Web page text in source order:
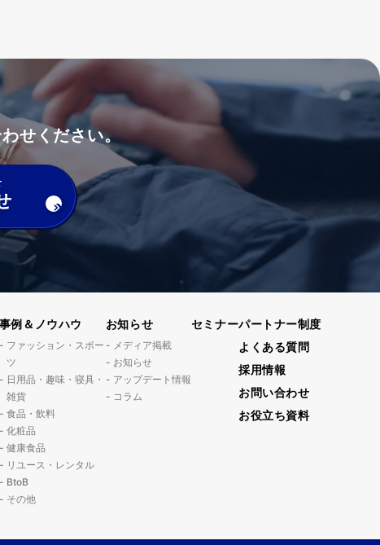
せください。
事例＆ノウハウ
ファッション・スポー
ツ
日用品・趣味・寝具・
雑貨
食品・飲料
化粧品
健康食品
リユース・レンタル
BtoB
その他
お知らせ
メディア掲載
お知らせ
アップデート情報
コラム
セミナーパートナー制度
よくある質問
採用情報
お問い合わせ
お役立ち資料